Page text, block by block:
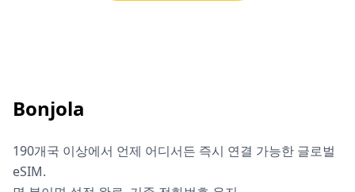
Bonjola
190개국 이상에서 언제 어디서든 즉시 연결 가능한 글로벌
eSIM.